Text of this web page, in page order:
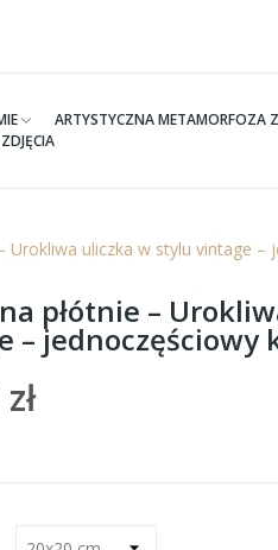
ARTYSTYCZNA METAMORFOZA
Urokliwa uliczka w stylu vintage
płótnie –
– jednoczęściowy